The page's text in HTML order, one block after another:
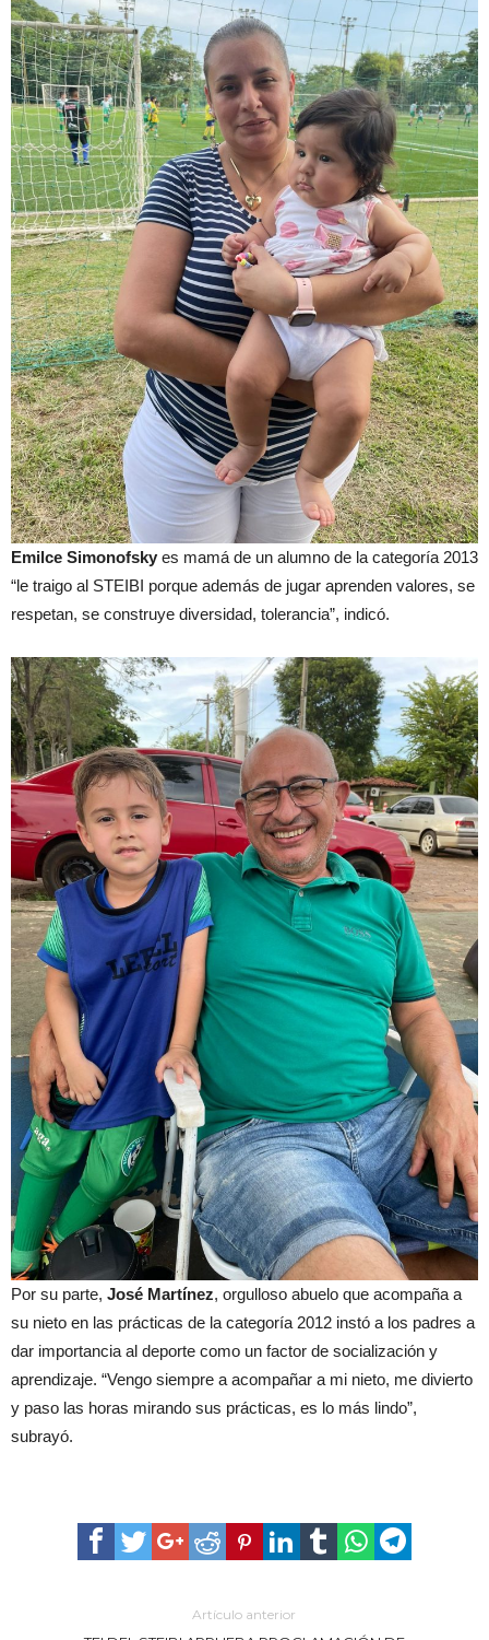
Emilce Simonofsky es mamá de un alumno de la categoría 2013
“le traigo al STEIBI porque además de jugar aprenden valores, se
respetan, se construye diversidad, tolerancia”, indicó.
Por su parte, José Martínez, orgulloso abuelo que acompaña a
su nieto en las prácticas de la categoría 2012 instó a los padres a
dar importancia al deporte como un factor de socialización y
aprendizaje. “Vengo siempre a acompañar a mi nieto, me divierto
y paso las horas mirando sus prácticas, es lo más lindo”,
subrayó.
Artículo anterior